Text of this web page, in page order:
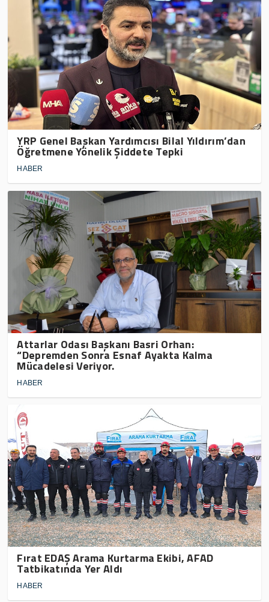
YRP Genel Başkan Yardımcısı Bilal Yıldırım’dan
Öğretmene Yönelik Şiddete Tepki
HABER
Attarlar Odası Başkanı Basri Orhan:
“Depremden Sonra Esnaf Ayakta Kalma
Mücadelesi Veriyor.
HABER
Fırat EDAŞ Arama Kurtarma Ekibi, AFAD
Tatbikatında Yer Aldı
HABER